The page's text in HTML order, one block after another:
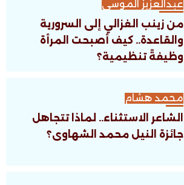
عبدالعزيز الموسى
من زينب الغزالي إلى السرورية
والقاعدة.. كيف أصبحت المرأة
وظيفةً تنظيمية؟
محمد هشام
الشاعر الاستثناء.. لماذا تتجاهل
جائزة النيل محمد الشهاوى؟